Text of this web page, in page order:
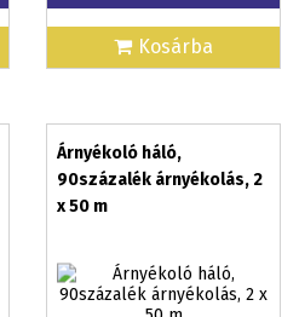
Kosárba
Árnyékoló háló,
90százalék árnyékolás, 2
x 50 m